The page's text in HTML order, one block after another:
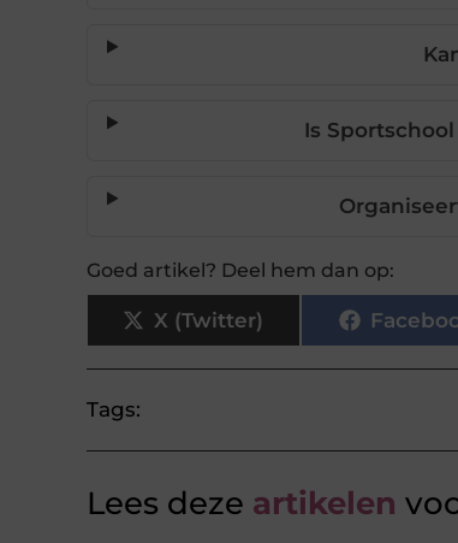
Is
Goed artikel? Deel hem dan op:
X (Twitter)
Tags:
Lees deze artikelen